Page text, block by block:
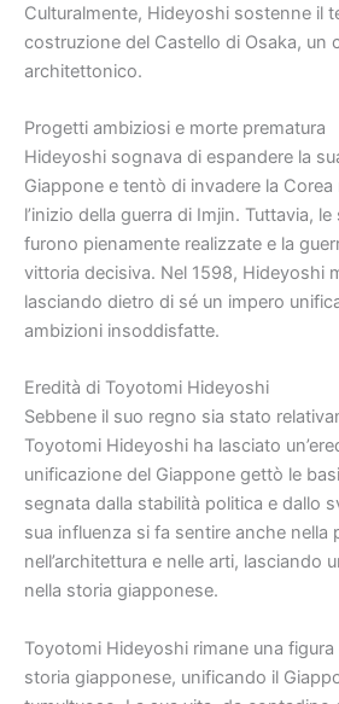
Culturalmente, Hideyoshi sostenne il
costruzione del Castello di Osaka, un
architettonico.
Progetti ambiziosi e morte prematura
Hideyoshi sognava di espandere la
Giappone e tentò di invadere la
l’inizio della guerra di Imjin. Tuttavia,
furono pienamente realizzate e la
vittoria decisiva. Nel 1598, Hideyoshi
lasciando dietro di sé un impero
ambizioni insoddisfatte.
Eredità di Toyotomi Hideyoshi
Sebbene il suo regno sia stato
Toyotomi Hideyoshi ha lasciato
unificazione del Giappone gettò le basi
segnata dalla stabilità politica e dallo
sua influenza si fa sentire anche nella
nell’architettura e nelle arti, lasciando
nella storia giapponese.
Toyotomi Hideyoshi rimane una figura
storia giapponese, unificando il